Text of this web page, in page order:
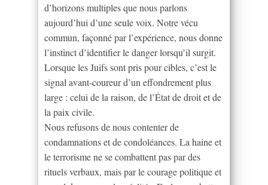
d’horizons multiples que nous parlons
aujourd’hui d’une seule voix. Notre vécu
commun, façonné par l’expérience, nous donne
l’instinct d’identifier le danger lorsqu’il surgit.
Lorsque les Juifs sont pris pour cibles, c’est le
signal avant-coureur d’un effondrement plus
large : celui de la raison, de l’État de droit et de
la paix civile.
Nous refusons de nous contenter de
condamnations et de condoléances. La haine et
le terrorisme ne se combattent pas par des
rituels verbaux, mais par le courage politique et